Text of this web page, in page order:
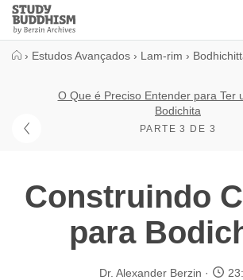
Close
Study
Buddhism
› Estudos Avançados › Lam-rim ›
O Que é Preciso Entender para Ter
Bodichita
PARTE 3 DE 3
Construindo
para
Dr. Alexander Berzin